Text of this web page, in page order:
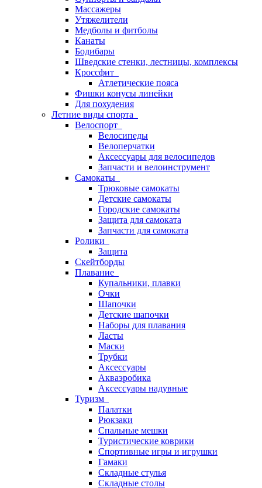
Массажеры
Утяжелители
Медболы и фитболы
Канаты
Бодибары
Шведские стенки, лестницы, комплексы
Кроссфит
Атлетические пояса
Фишки конусы линейки
Для похудения
Летние виды спорта
Велоспорт
Велосипеды
Велоперчатки
Аксессуары для велосипедов
Запчасти и велоинструмент
Самокаты
Трюковые самокаты
Детские самокаты
Городские самокаты
Защита для самоката
Запчасти для самоката
Ролики
Защита
Скейтборды
Плавание
Купальники, плавки
Очки
Шапочки
Детские шапочки
Наборы для плавания
Ласты
Маски
Трубки
Аксессуары
Акваэробика
Аксессуары надувные
Туризм
Палатки
Рюкзаки
Спальные мешки
Туристические коврики
Спортивные игры и игрушки
Гамаки
Складные стулья
Складные столы